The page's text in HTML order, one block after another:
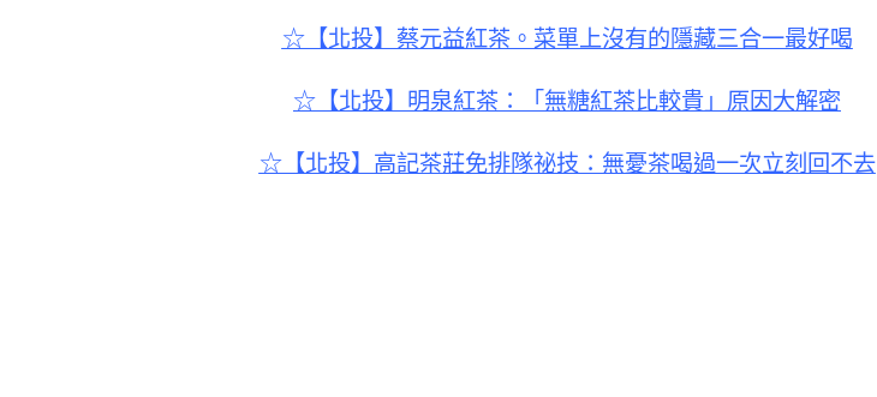
☆【北投】蔡元益紅茶。菜單上沒有的隱藏三合一最好喝
☆【北投】明泉紅茶：「無糖紅茶比較貴」原因大解密
☆【北投】高記茶莊免排隊祕技：無憂茶喝過一次立刻回不去